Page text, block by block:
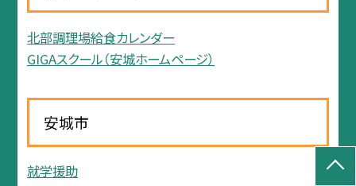
北部調理場給食カレンダー
GIGAスクール（安城ホームページ）
安城市
就学援助